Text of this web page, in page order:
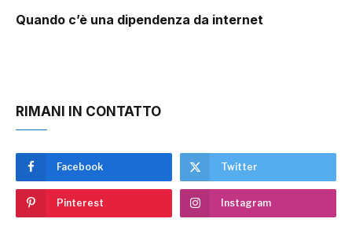
Quando c’è una dipendenza da internet
RIMANI IN CONTATTO
Facebook Twitter
Pinterest Instagram